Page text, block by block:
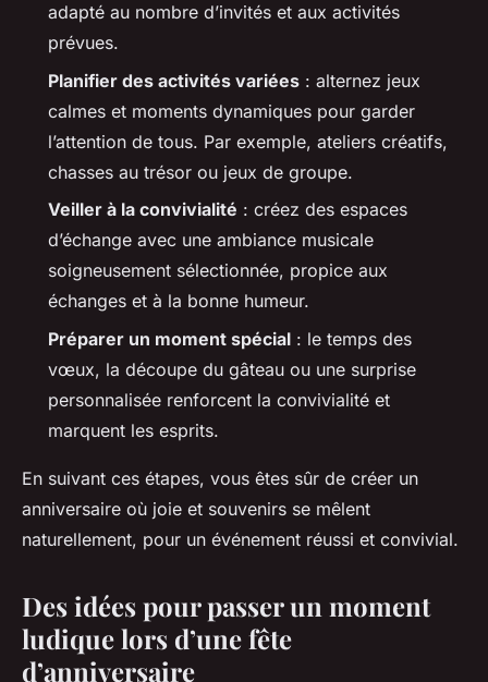
adapté au nombre d’invités et aux activités
prévues.
Planifier des activités variées : alternez jeux
calmes et moments dynamiques pour garder
l’attention de tous. Par exemple, ateliers créatifs,
chasses au trésor ou jeux de groupe.
Veiller à la convivialité : créez des espaces
d’échange avec une ambiance musicale
soigneusement sélectionnée, propice aux
échanges et à la bonne humeur.
Préparer un moment spécial : le temps des
vœux, la découpe du gâteau ou une surprise
personnalisée renforcent la convivialité et
marquent les esprits.
En suivant ces étapes, vous êtes sûr de créer un
anniversaire où joie et souvenirs se mêlent
naturellement, pour un événement réussi et convivial.
Des idées pour passer un moment
ludique lors d’une fête
d’anniversaire